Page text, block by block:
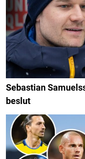
Sebastian
beslut